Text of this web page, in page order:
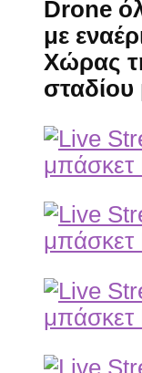
Drone
με
Χώρας